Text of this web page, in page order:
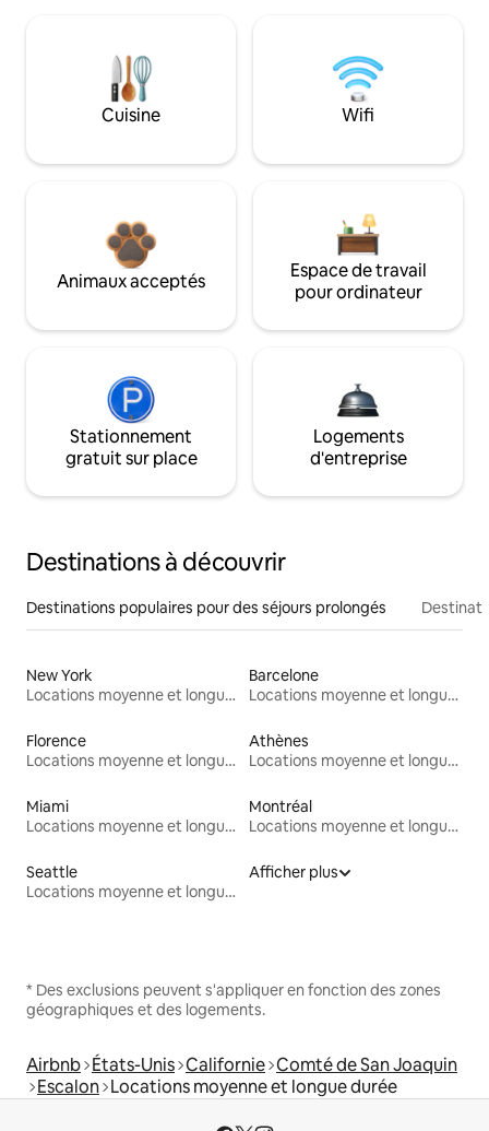
Cuisine Wifi
Animaux acceptés
Espace de travail
pour ordinateur
Stationnement
gratuit sur place
Logements
d'entreprise
Destinations à découvrir
Destinations populaires pour des séjours prolongés
New York
Locations moyenne et longue durée
Barcelone
Locations moyenne et longue durée
Florence
Locations moyenne et longue durée
Athènes
Locations moyenne et longue durée
Miami
Locations moyenne et longue durée
Montréal
Locations moyenne et longue durée
Seattle
Locations moyenne et longue durée
Afficher plus
* Des exclusions peuvent s'appliquer en fonction des zones
géographiques et des logements.
Airbnb États-Unis Californie Comté de San Joaquin
Escalon Locations moyenne et longue durée